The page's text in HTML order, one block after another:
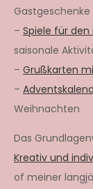
Gastgeschenke
– Spiele für den
saisonale
– Grußkarten
–
Weihnachten
Das
Kreativ und
of meiner